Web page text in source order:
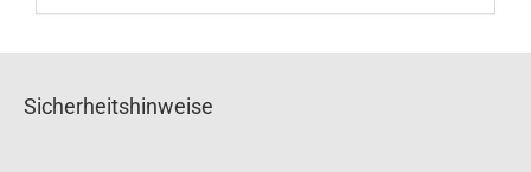
Sicherheitshinweise